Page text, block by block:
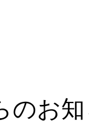
のお